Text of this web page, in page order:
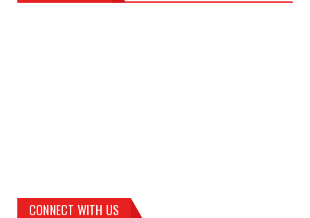
CONNECT WITH US